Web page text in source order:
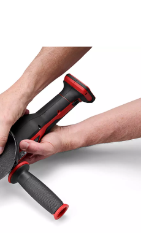
Usercentrics Consent
Management Platform